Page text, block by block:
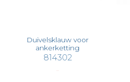
Duivelsklauw voor
ankerketting
814302